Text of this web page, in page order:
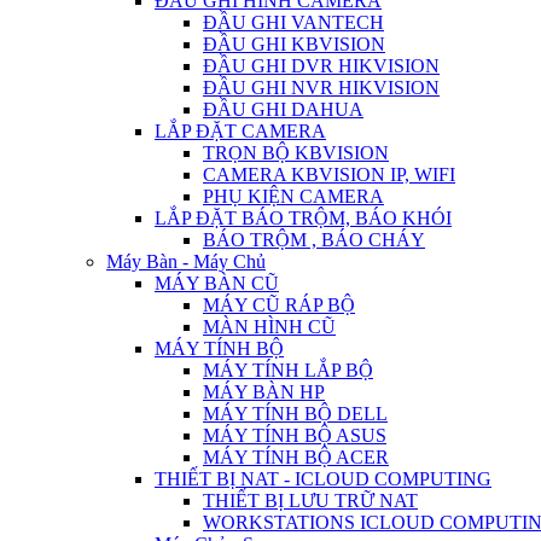
ĐẦU GHI VANTECH
ĐẦU GHI KBVISION
ĐẦU GHI DVR HIKVISION
ĐẦU GHI NVR HIKVISION
ĐẦU GHI DAHUA
LẮP ĐẶT CAMERA
TRỌN BỘ KBVISION
CAMERA KBVISION IP, WIFI
PHỤ KIỆN CAMERA
LẮP ĐẶT BÁO TRỘM, BÁO KHÓI
BÁO TRỘM , BÁO CHÁY
Máy Bàn - Máy Chủ
MÁY BÀN CŨ
MÁY CŨ RÁP BỘ
MÀN HÌNH CŨ
MÁY TÍNH BỘ
MÁY TÍNH LẮP BỘ
MÁY BÀN HP
MÁY TÍNH BỘ DELL
MÁY TÍNH BỘ ASUS
MÁY TÍNH BỘ ACER
THIẾT BỊ NAT - ICLOUD COMPUTING
THIẾT BỊ LƯU TRỮ NAT
WORKSTATIONS ICLOUD